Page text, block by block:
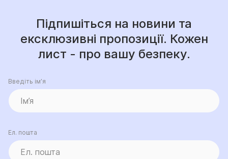
Підпишіться на новини та
ексклюзивні пропозиції. Кожен
лист - про вашу безпеку.
Введіть ім’я
Ел. пошта